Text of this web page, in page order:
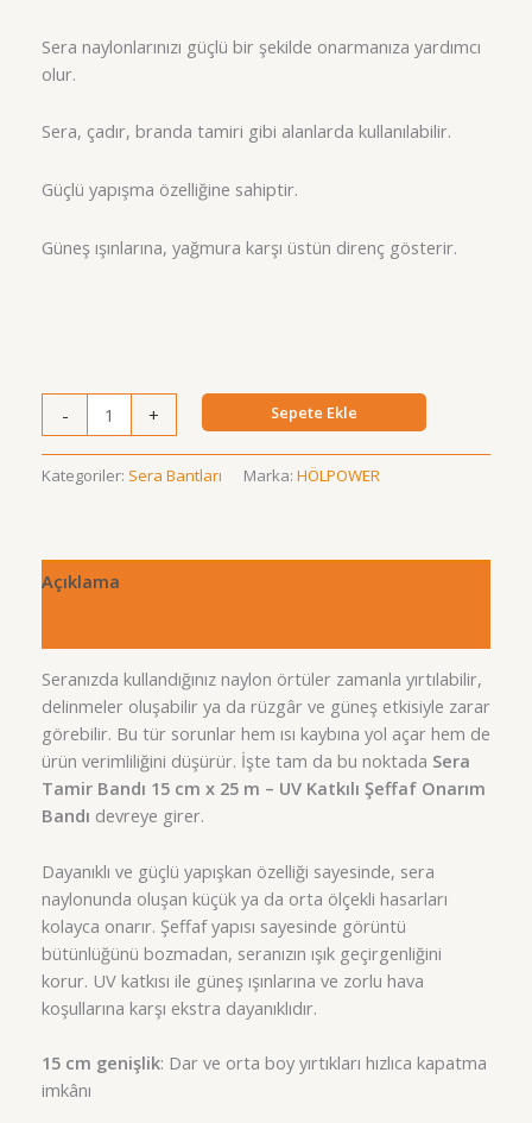
Sera naylonlarınızı güçlü bir şekilde onarmanıza yardımcı
olur.
Sera, çadır, branda tamiri gibi alanlarda kullanılabilir.
Güçlü yapışma özelliğine sahiptir.
Güneş ışınlarına, yağmura karşı üstün direnç gösterir.
-
Tamir
Bandı
15x25
+ Sepete Ekle
Kategoriler: Sera Bantları Marka: HÖLPOWER
Açıklama
Seranızda kullandığınız naylon örtüler zamanla yırtılabilir,
delinmeler oluşabilir ya da rüzgâr ve güneş etkisiyle zarar
görebilir. Bu tür sorunlar hem ısı kaybına yol açar hem de
ürün verimliliğini düşürür. İşte tam da bu noktada Sera
Tamir Bandı 15 cm x 25 m – UV Katkılı Şeffaf Onarım
Bandı devreye girer.
Dayanıklı ve güçlü yapışkan özelliği sayesinde, sera
naylonunda oluşan küçük ya da orta ölçekli hasarları
kolayca onarır. Şeffaf yapısı sayesinde görüntü
bütünlüğünü bozmadan, seranızın ışık geçirgenliğini
korur. UV katkısı ile güneş ışınlarına ve zorlu hava
koşullarına karşı ekstra dayanıklıdır.
15 cm genişlik: Dar ve orta boy yırtıkları hızlıca kapatma
imkânı